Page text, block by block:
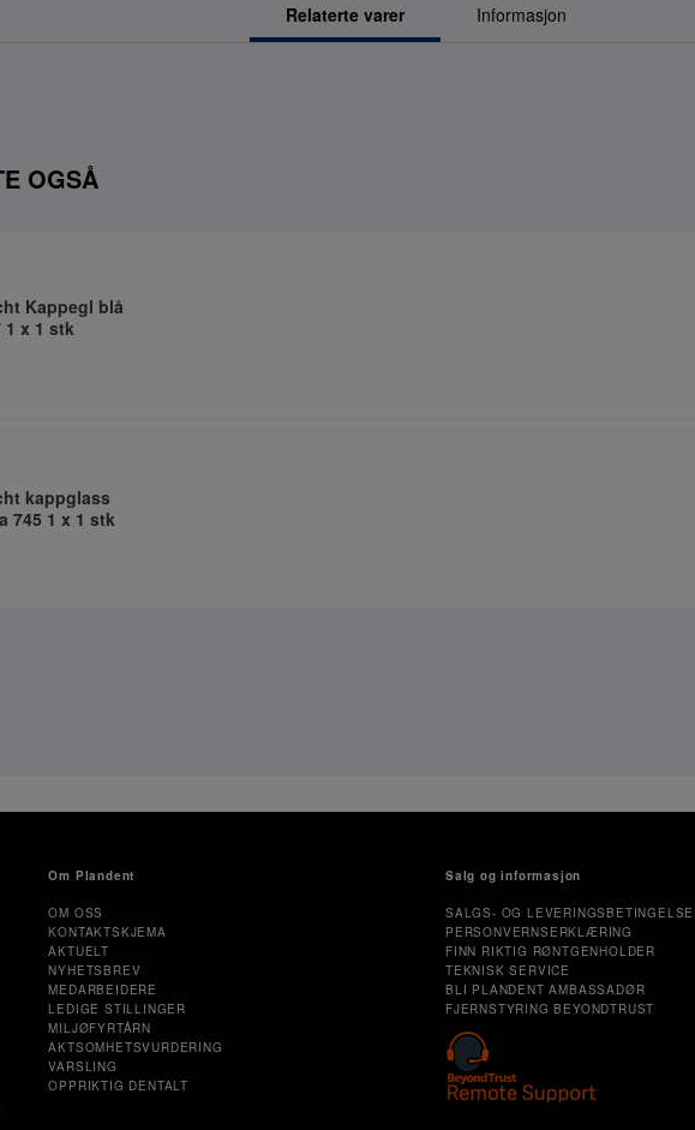
Relaterte varer Informasjon
OGSÅ
Kappegl blå
1 x 1 stk
kappglass
745 1 x 1 stk
Om Plandent
OM OSS
KONTAKTSKJEMA
AKTUELT
NYHETSBREV
MEDARBEIDERE
LEDIGE STILLINGER
MILJØFYRTÅRN
AKTSOMHETSVURDERING
VARSLING
OPPRIKTIG DENTALT
Salg og informasjon
SALGS- OG
PERSONVERNSERKLÆRING
FINN RIKTIG RØNTGENHOLDER
TEKNISK SERVICE
BLI PLANDENT AMBASSADØR
FJERNSTYRING BEYONDTRUST